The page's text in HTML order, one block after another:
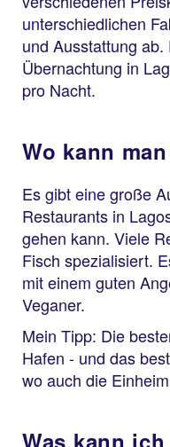
unterschiedlichen
und Ausstattung
Übernachtung in
pro Nacht.
Wo kann
Es gibt eine große
Restaurants in
gehen kann. Viele
Fisch spezialisiert.
mit einem guten
Veganer.
Mein Tipp: Die
Hafen - und das
wo auch die
Was kann